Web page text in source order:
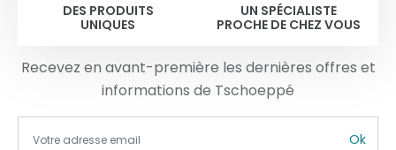
DES PRODUITS
UNIQUES
UN SPÉCIALISTE
PROCHE DE CHEZ VOUS
Recevez en avant-première les dernières offres et
informations de Tschoeppé
Ok